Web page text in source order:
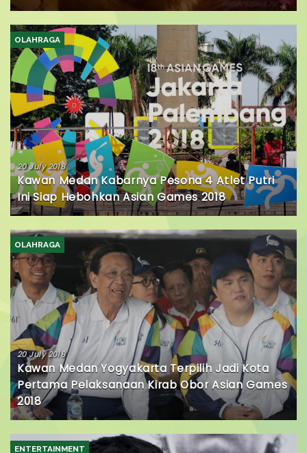
OLAHRAGA
20 July 2018
Kawan Medan Kabarnya Pesona 4 Atlet Putri
Ini Siap Hebohkan Asian Games 2018
OLAHRAGA
20 July 2018
Kawan Medan Yogyakarta Terpilih Jadi Kota
Pertama Pelaksanaan Kirab Obor Asian Games
2018
ENTERTAINMENT